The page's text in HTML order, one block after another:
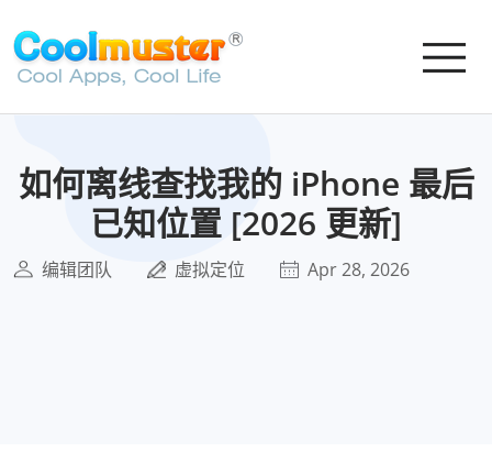
如何离线查找我的 iPhone 最后
已知位置 [2026 更新]
编辑团队 虚拟定位 Apr 28, 2026